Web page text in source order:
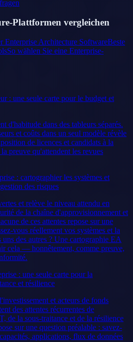
Plattformen vergleichen
Enterprise Architecture SoftwareBeste
So wählen Sie eine Enterprise-
: une seule carte pour le budget et
d'habitude dans des tableurs séparés.
et coûts dans un seul modèle révèle
de licences et candidats à la
preuve qu'attendent les revues
: cartographier les systèmes et
des risques
et relève le niveau attendu en
de la chaîne d'approvisionnement et
de ces attentes repose sur une
vous réellement vos systèmes et la
des autres ? Une cartographie EA
cela — honnêtement, comme preuve,
: une seule carte pour la
et résilience
et acteurs de fonds
des attentes récurrentes de
de la sous-traitance et de la résilience
sur une question préalable : savez-
applications, flux de données